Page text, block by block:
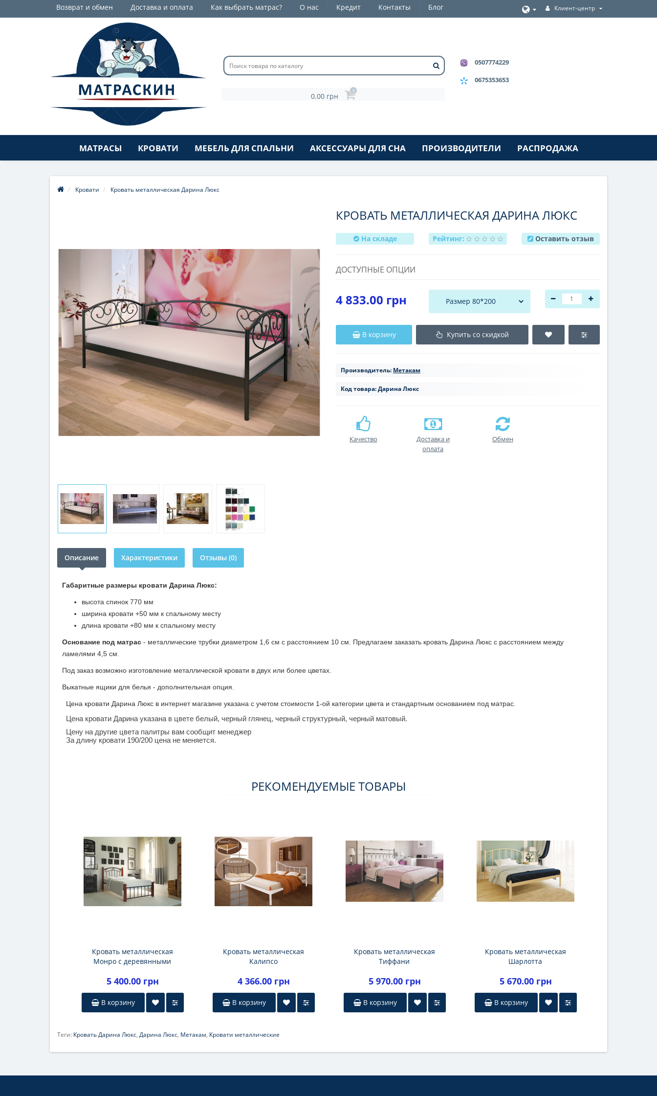
Возврат и обмен Доставка и оплата Как выбрать матрас? О нас Кредит Контакты Блог Клиент-центр
0.00 грн
0
0507774229
0675353653
МАТРАСЫ КРОВАТИ МЕБЕЛЬ ДЛЯ СПАЛЬНИ АКСЕССУАРЫ ДЛЯ СНА ПРОИЗВОДИТЕЛИ РАСПРОДАЖА
Кровати Кровать металлическая Дарина Люкс
КРОВАТЬ МЕТАЛЛИЧЕСКАЯ ДАРИНА ЛЮКС
На складе Рейтинг: Оставить отзыв
ДОСТУПНЫЕ ОПЦИИ
4 833.00 грн
В корзину Купить со скидкой
Производитель: Метакам
Код товара:Дарина Люкс
Качество
Доставка и
оплата
Обмен
Описание Характеристики Отзывы (0)
Габаритные размеры кровати Дарина Люкс:
высота спинок 770 мм
ширина кровати +50 мм к спальному месту
длина кровати +80 мм к спальному месту
Основание под матрас - металлические трубки диаметром 1,6 см с расстоянием 10 см. Предлагаем заказать кровать Дарина Люкс с расстоянием между
ламелями 4,5 см.
Под заказ возможно изготовление металлической кровати в двух или более цветах.
Выкатные ящики для белья - дополнительная опция.
Цена кровати Дарина Люкс в интернет магазине указана с учетом стоимости 1-ой категории цвета и стандартным основанием под матрас.
Цена кровати Дарина указана в цвете белый, черный глянец, черный структурный, черный матовый.
Цену на другие цвета палитры вам сообщит менеджер
За длину кровати 190/200 цена не меняется.
РЕКОМЕНДУЕМЫЕ ТОВАРЫ
Кровать металлическая
Монро с деревянными
5 400.00 грн
В корзину
Кровать металлическая
Калипсо
4 366.00 грн
В корзину
Кровать металлическая
Тиффани
5 970.00 грн
В корзину
Кровать металлическая
Шарлотта
5 670.00 грн
В корзину
Теги: Кровать Дарина Люкс, Дарина Люкс, Метакам, Кровати металлические